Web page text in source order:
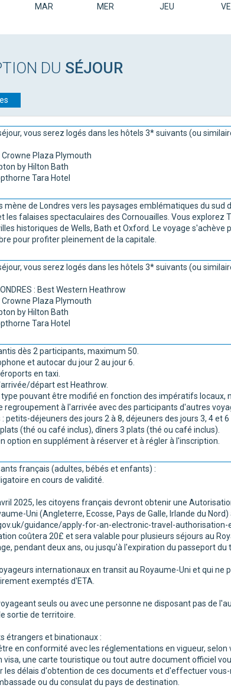
MAR MER JEU
DU SÉJOUR
vous serez logés dans les hôtels 3* suivants (ou
Crowne Plaza Plymouth
by Hilton Bath
Tara Hotel
mène de Londres vers les paysages emblématiques du sud
les falaises spectaculaires des Cornouailles. Vous explorez
historiques de Wells, Bath et Oxford. Le voyage s'achève
pour profiter pleinement de la capitale.
vous serez logés dans les hôtels 3* suivants (ou
: Best Western Heathrow
Crowne Plaza Plymouth
by Hilton Bath
Tara Hotel
dès 2 participants, maximum 50.
et autocar du jour 2 au jour 6.
en taxi.
départ est Heathrow.
pouvant être modifié en fonction des impératifs locaux,
regroupement à l'arrivée avec des participants d'autres
: petits-déjeuners des jours 2 à 8, déjeuners des jours 3, 4 et
(thé ou café inclus), dîners 3 plats (thé ou café inclus).
option en supplément à réserver et à régler à l'inscription.
français (adultes, bébés et enfants) :
en cours de validité.
2025, les citoyens français devront obtenir une
Uni (Angleterre, Ecosse, Pays de Galle, Irlande du Nord)
guidance/apply-for-an-electronic-travel-authorisation-
coûtera 20£ et sera valable pour plusieurs séjours au
pendant deux ans, ou jusqu'à l'expiration du passeport du
internationaux en transit au Royaume-Uni et qui ne
exemptés d'ETA.
seuls ou avec une personne ne disposant pas de
sortie de territoire.
étrangers et binationaux :
en conformité avec les réglementations en vigueur,
visa, une carte touristique ou tout autre document officiel
les délais d'obtention de ces documents et d'effectuer
ou du consulat du pays de destination.